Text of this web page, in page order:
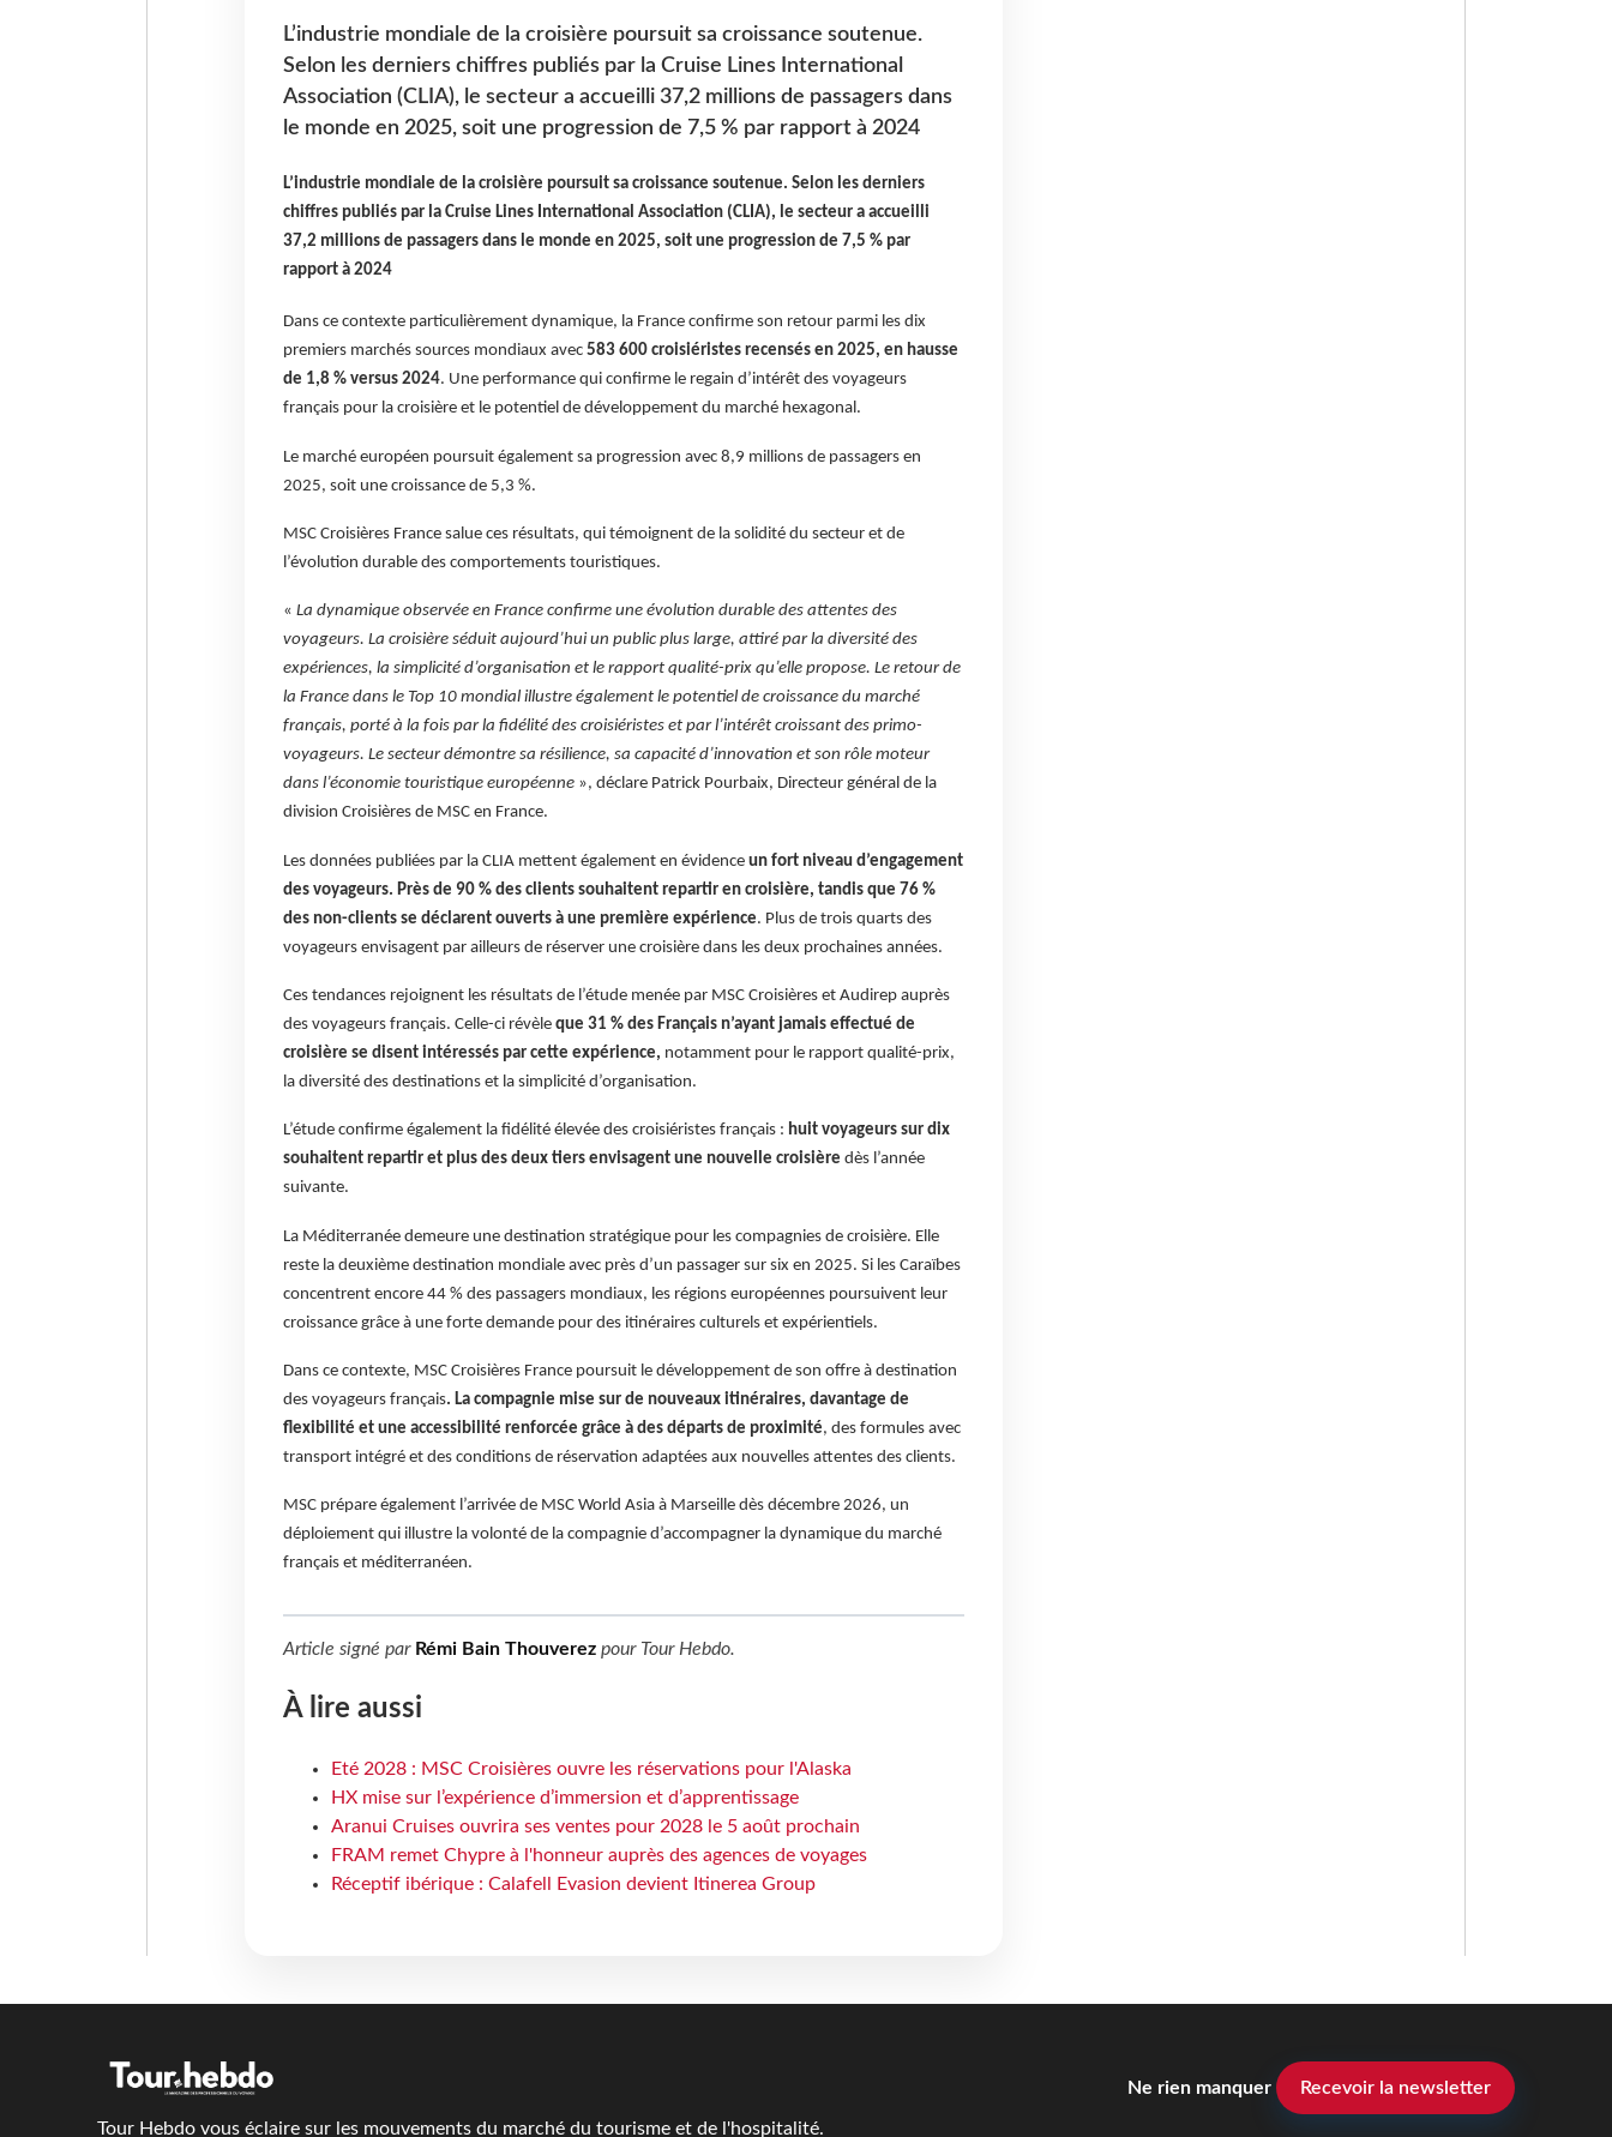
L’industrie mondiale de la croisière poursuit sa croissance soutenue.
Selon les derniers chiffres publiés par la Cruise Lines International
Association (CLIA), le secteur a accueilli 37,2 millions de passagers dans
le monde en 2025, soit une progression de 7,5 % par rapport à 2024
L’industrie mondiale de la croisière poursuit sa croissance soutenue. Selon les derniers
chiffres publiés par la Cruise Lines International Association (CLIA), le secteur a accueilli
37,2 millions de passagers dans le monde en 2025, soit une progression de 7,5 % par
rapport à 2024
Dans ce contexte particulièrement dynamique, la France confirme son retour parmi les dix
premiers marchés sources mondiaux avec 583 600 croisiéristes recensés en 2025, en hausse
de 1,8 % versus 2024. Une performance qui confirme le regain d’intérêt des voyageurs
français pour la croisière et le potentiel de développement du marché hexagonal.
Le marché européen poursuit également sa progression avec 8,9 millions de passagers en
2025, soit une croissance de 5,3 %.
MSC Croisières France salue ces résultats, qui témoignent de la solidité du secteur et de
l’évolution durable des comportements touristiques.
« La dynamique observée en France confirme une évolution durable des attentes des
voyageurs. La croisière séduit aujourd’hui un public plus large, attiré par la diversité des
expériences, la simplicité d’organisation et le rapport qualité-prix qu’elle propose. Le retour de
la France dans le Top 10 mondial illustre également le potentiel de croissance du marché
français, porté à la fois par la fidélité des croisiéristes et par l’intérêt croissant des primo-
voyageurs. Le secteur démontre sa résilience, sa capacité d’innovation et son rôle moteur
dans l’économie touristique européenne», déclare Patrick Pourbaix, Directeur général de la
division Croisières de MSC en France.
Les données publiées par la CLIA mettent également en évidence un fort niveau d’engagement
des voyageurs. Près de 90 % des clients souhaitent repartir en croisière, tandis que 76 %
des non-clients se déclarent ouverts à une première expérience. Plus de trois quarts des
voyageurs envisagent par ailleurs de réserver une croisière dans les deux prochaines années.
Ces tendances rejoignent les résultats de l’étude menée par MSC Croisières et Audirep auprès
des voyageurs français. Celle-ci révèle que 31 % des Français n’ayant jamais effectué de
croisière se disent intéressés par cette expérience, notamment pour le rapport qualité-prix,
la diversité des destinations et la simplicité d’organisation.
L’étude confirme également la fidélité élevée des croisiéristes français : huit voyageurs sur dix
souhaitent repartir et plus des deux tiers envisagent une nouvelle croisière dès l’année
suivante.
La Méditerranée demeure une destination stratégique pour les compagnies de croisière. Elle
reste la deuxième destination mondiale avec près d’un passager sur six en 2025. Si les Caraïbes
concentrent encore 44 % des passagers mondiaux, les régions européennes poursuivent leur
croissance grâce à une forte demande pour des itinéraires culturels et expérientiels.
Dans ce contexte, MSC Croisières France poursuit le développement de son offre à destination
des voyageurs français. La compagnie mise sur de nouveaux itinéraires, davantage de
flexibilité et une accessibilité renforcée grâce à des départs de proximité, des formules avec
transport intégré et des conditions de réservation adaptées aux nouvelles attentes des clients.
MSC prépare également l’arrivée de MSC World Asia à Marseille dès décembre 2026, un
déploiement qui illustre la volonté de la compagnie d’accompagner la dynamique du marché
français et méditerranéen.
Article signé par Rémi Bain Thouverezpour Tour Hebdo.
À lire aussi
Eté 2028 : MSC Croisières ouvre les réservations pour l'Alaska
HX mise sur l’expérience d’immersion et d’apprentissage
Aranui Cruises ouvrira ses ventes pour 2028 le 5 août prochain
FRAM remet Chypre à l'honneur auprès des agences de voyages
Réceptif ibérique : Calafell Evasion devient Itinerea Group
Tour Hebdo vous éclaire sur les mouvements du marché du tourisme et de l'hospitalité.
Ne rien manquer Recevoir la newsletter